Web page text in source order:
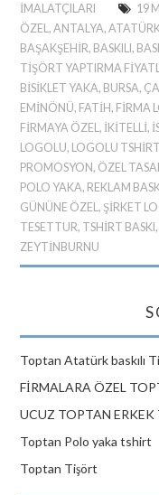
IMALATÇILARI
19
ÖZEL,ANTALYA,
BAŞAKŞEHIR, BASKILI,
TIŞÖRT YAPTIRMA
BİSİKLET YAKA, BURSA,
EMINÖNÜ, FATIH, FIRMA
FIRMAYA ÖZEL, IKITELLI,
LOGOLU, LOGOLU
PROMOSYON, ÖZEL
POLO YAKA, REKLAM
GÜNÜNE ÖZEL, ŞIRKET
TESETTUR, TSHIRT BASKI,
ZEYTINBURNU
Toptan Atatürk baskılı
FİRMALARA ÖZEL
UCUZ TOPTAN ERKEK
Toptan Polo yaka tshirt
Toptan Tişört